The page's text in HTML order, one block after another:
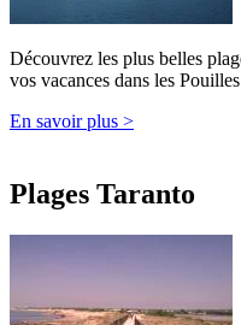
Découvrez les plus belles
vos vacances dans les
En savoir plus >
Plages Taranto